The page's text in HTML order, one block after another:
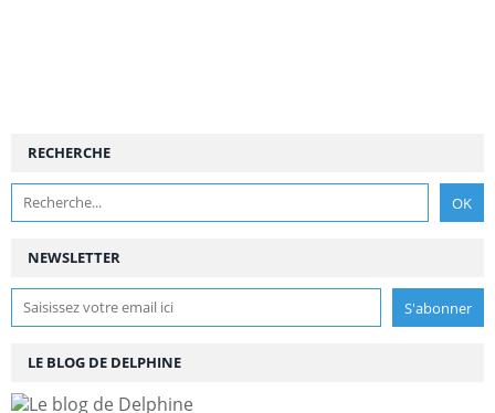
NEWSLETTER
RECHERCHE
LE BLOG DE DELPHINE